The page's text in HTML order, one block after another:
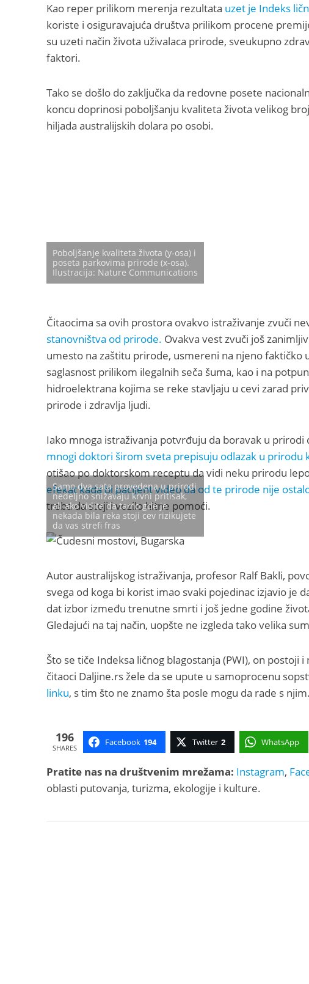
Kao reper prilikom merenja rezultata uzet je Indeks
koriste i osiguravajuća društva prilikom procene
su uzeti način života uživalaca prirode, sveukupno
faktori.
Tako se došlo do zaključka da redovne posete
koncu doprinosi poboljšanju kvaliteta života velikog
hiljada australijskih dolara po osobi.
Poboljšanje kvaliteta života (y-osa) i
poseta parkovima prirode (x-osa).
Ilustracija: Nature Communications
Čitaocima sa ovih prostora ovakvo istraživanje zvuči
stanovništva od prirode. Ovakva vest zvuči još
umesto na zaštitu prirode, usmereni na njeno faktičko
saglasnost prilikom ilegalnih seča šuma, kao i na
hidroelektrana kojima se reke stavljaju u cevi zarad
prirode i zdravlja ljudi.
Iako mnoga istraživanja potvrđuju da boravak u
mnogi doktori širom sveta prepisuju odlazak u prirodu
otišao po doktorskom receptu da vidi neku prirodu
efekat kada bi pacijent video da od te prirode nije
treba da stoji i vozilo hitne pomoći.
Samo dva sata provedena u prirodi
nedeljno snižavaju krvni pritisak,
ali ako vidite da tamo gde je
nekada bila reka stoji cev rizikujete
da vas strefi fras
Autor australijskog istraživanja, profesor Ralf Bakli,
svega od koga bi korist imao svaki pojedinac izjavio je
dat izbor između trenutne smrti i još jedne godine
Gledajući na taj način, uopšte ne izgleda tako velika
Što se tiče Indeksa ličnog blagostanja (PWI), on
čitaoci Daljine.rs žele da se upute u samoprocenu
linku, s tim što ne znamo šta posle mogu da rade s njim.
196
SHARES
Facebook 194 Twitter 2 WhatsApp
Pratite nas na društvenim mrežama: Instagram,
oblasti putovanja, turizma, ekologije i kulture.